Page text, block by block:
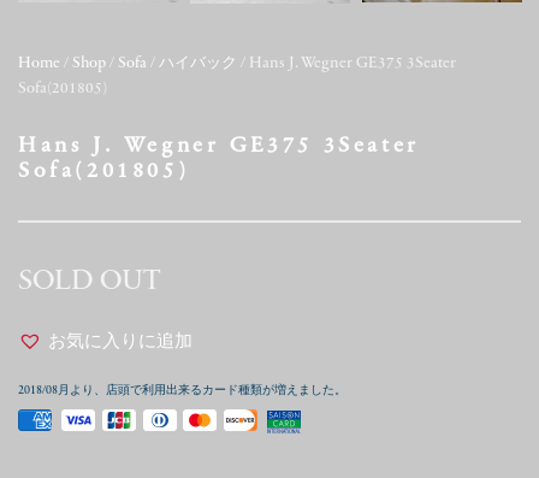
Home / Shop / Sofa / ハイバック / Hans J. Wegner GE375 3Seater
Sofa(201805)
Hans J. Wegner GE375 3Seater
Sofa(201805)
SOLD OUT
お気に入りに追加
2018/08月より、店頭で利用出来るカード種類が増えました。